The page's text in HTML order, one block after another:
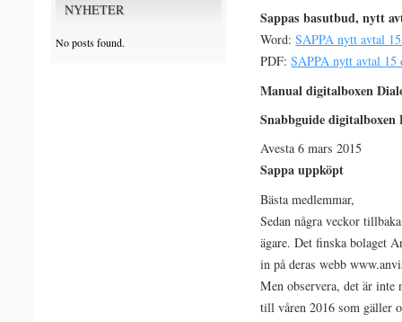
Sappas basutbud, nytt
Word:SAPPA nytt avtal
PDF:SAPPA nytt avtal 15
Manual digitalboxen
Snabbguide
charlie
rose
worth
Avesta 6 mars 2015
Sappa uppköpt
Bästa medlemmar,
Sedan några veckor
ägare. Det finska bolaget
in på deras webb
Men observera, det är
till våren 2016 som gäller
NYHETER
No posts found.